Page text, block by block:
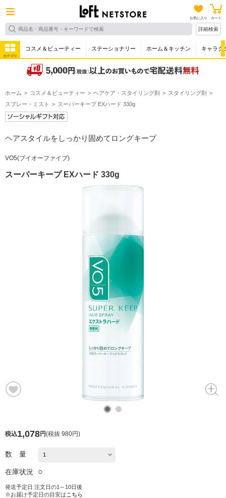
お気に入り カート
詳細検索
カテゴリ
コスメ＆ビューティー ステーショナリー ホーム＆キッチン キャラク
ホーム コスメ＆ビューティー ヘアケア・スタイリング剤
スタイリング剤
スプレー・ミスト
スーパーキープ EXハード 330g
ヘアスタイルをしっかり固めてロングキープ
VO5(ブイオーファイブ)
スーパーキープ EXハード 330g
税込1,078円(税抜 980円)
数 量
在庫状況 ○
発送予定日 注文日の1～10日後
※お届け予定日の目安は こちら